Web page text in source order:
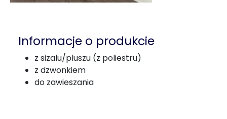
Informacje o produkcie
z sizalu/pluszu (z poliestru)
z dzwonkiem
do zawieszania